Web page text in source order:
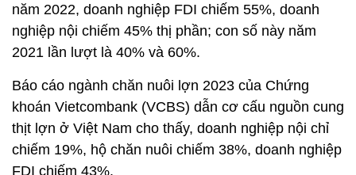
năm 2022, doanh nghiệp FDI chiếm 55%, doanh
nghiệp nội chiếm 45% thị phần; con số này năm
2021 lần lượt là 40% và 60%.
Báo cáo ngành chăn nuôi lợn 2023 của Chứng
khoán Vietcombank (VCBS) dẫn cơ cấu nguồn cung
thịt lợn ở Việt Nam cho thấy, doanh nghiệp nội chỉ
chiếm 19%, hộ chăn nuôi chiếm 38%, doanh nghiệp
FDI chiếm 43%.